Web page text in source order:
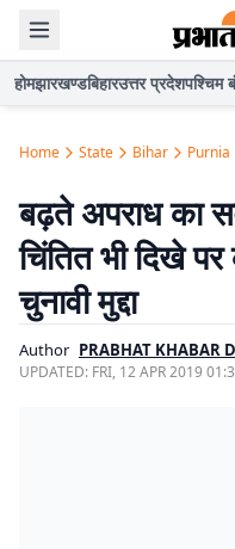
होमझारखण्डबिहारउत्तर प्रदेशपश्चिम
Home State Bihar Purnia
बढ़ते अपराध का
चिंतित भी दिखे
चुनावी मुद्दा
Author PRABHAT KHABAR
UPDATED: FRI, 12 APR 2019